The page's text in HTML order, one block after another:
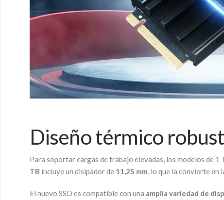
Diseño térmico
Para soportar cargas de trabajo elevadas, los modelos de 1
TB incluye un disipador de 11,25 mm, lo que la convierte en
El nuevo SSD es compatible con una amplia variedad de